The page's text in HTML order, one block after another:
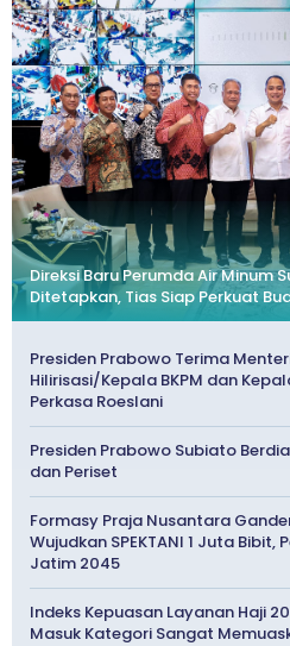
Direksi Baru Perumda Air Minum
Ditetapkan, Tias Siap Perkuat
Presiden Prabowo Terima
Hilirisasi/Kepala BKPM dan
Perkasa Roeslani
Presiden Prabowo Subiato
dan Periset
Formasy Praja Nusantara
Wujudkan SPEKTANI 1 Juta
Jatim 2045
Indeks Kepuasan Layanan Haji
Masuk Kategori Sangat